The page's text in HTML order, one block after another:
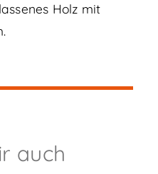
Holz mit
auch